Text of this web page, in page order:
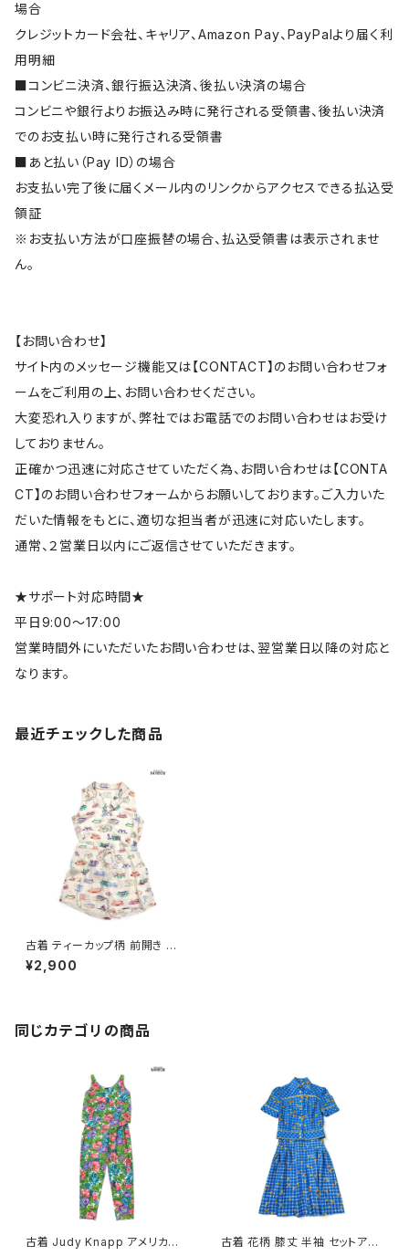
場合
クレジットカード会社、キャリア、Amazon Pay、PayPalより届く利
用明細
■コンビニ決済、銀行振込決済、後払い決済の場合
コンビニや銀行よりお振込み時に発行される受領書、後払い決済
でのお支払い時に発行される受領書
■あと払い（Pay ID）の場合
お支払い完了後に届くメール内のリンクからアクセスできる払込受
領証
※お支払い方法が口座振替の場合、払込受領書は表示されませ
ん。
【お問い合わせ】
サイト内のメッセージ機能又は【CONTACT】のお問い合わせフォ
ームをご利用の上、お問い合わせください。
大変恐れ入りますが、弊社ではお電話でのお問い合わせはお受け
しておりません。
正確かつ迅速に対応させていただく為、お問い合わせは【CONTA
CT】のお問い合わせフォームからお願いしております。ご入力いた
だいた情報をもとに、適切な担当者が迅速に対応いたします。
通常、２営業日以内にご返信させていただきます。
★サポート対応時間★
平日9:00～17:00
営業時間外にいただいたお問い合わせは、翌営業日以降の対応と
なります。
最近チェックした商品
古着 ティーカップ柄 前開き 総
柄 ミニ丈 ノースリーブ セットア
ップ ベージュ (otu2506113)
¥2,900
同じカテゴリの商品
古着 Judy Knapp アメリカ製
古着 花柄 膝丈 半袖 セットアッ